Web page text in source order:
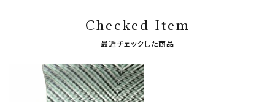
Checked Item
最近チェックした商品